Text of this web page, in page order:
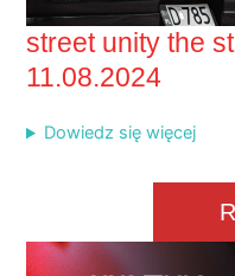
street unity the
11.08.2024
Dowiedz się więcej